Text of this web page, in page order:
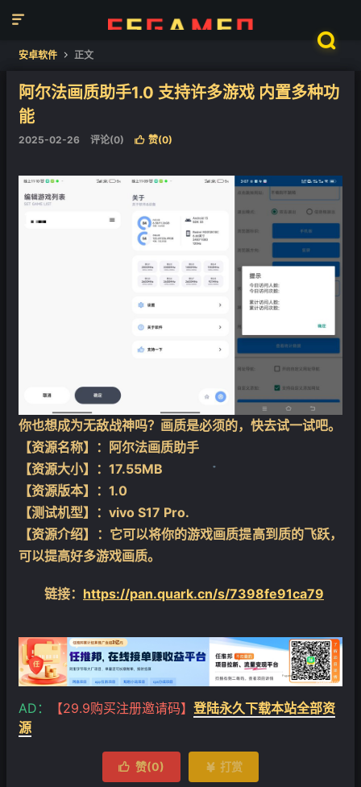


安卓软件  正文
阿尔法画质助手1.0 支持许多游戏 内置多种功
能
2025-02-26 评论(0)  赞(0)
你也想成为无敌战神吗？画质是必须的，快去试一试吧。
【资源名称】：阿尔法画质助手
【资源大小】：17.55MB
【资源版本】：1.0
【测试机型】：vivo S17 Pro.
【资源介绍】：它可以将你的游戏画质提高到质的飞跃，
可以提高好多游戏画质。
链接： https://pan.quark.cn/s/7398fe91ca79
AD： 【29.9购买注册邀请码】 登陆永久下载本站全部资
源
 赞(0)  打赏